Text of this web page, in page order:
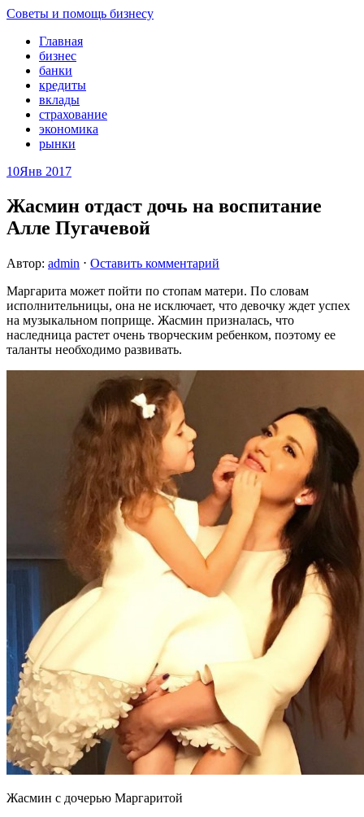
Советы и помощь бизнесу
Главная
бизнес
банки
кредиты
вклады
страхование
экономика
рынки
10Янв 2017
Жасмин отдаст дочь на воспитание
Алле Пугачевой
Автор: admin ⋅ Оставить комментарий
Маргарита может пойти по стопам матери. По словам
исполнительницы, она не исключает, что девочку ждет успех
на музыкальном поприще. Жасмин призналась, что
наследница растет очень творческим ребенком, поэтому ее
таланты необходимо развивать.
Жасмин с дочерью Маргаритой